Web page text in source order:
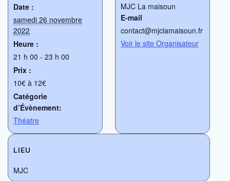
Date :
samedi 26 novembre
2022
Heure :
21 h 00 - 23 h 00
Prix :
10€ à 12€
Catégorie
d’Évènement:
Théatre
LIEU
MJC
MJC La maisoun
E-mail
contact@mjclamaisoun.fr
Voir le site Organisateur